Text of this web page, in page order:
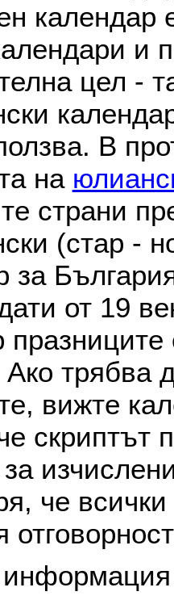
календар
и
цел -
В
на
страни
(стар -
за
от 19
трябва
вижте
скриптът
че